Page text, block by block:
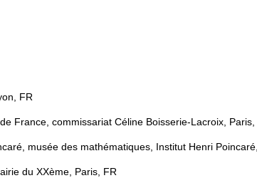
FR
France, commissariat Céline Boisserie-Lacroix, Paris,
musée des mathématiques, Institut Henri
du XXème, Paris, FR